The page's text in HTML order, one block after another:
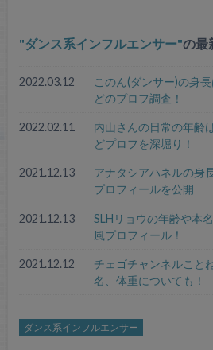
ダンス系インフルエンサー の最
2022.03.12
このん(ダンサー)の身
どのプロフ調査！
2022.02.11
内山さんの日常の年齢
どプロフを深堀り！
2021.12.13
アナタシアハネルの身
プロフィールを公開
2021.12.13
SLHリョウの年齢や本
風プロフィール！
2021.12.12
チェゴチャンネルこと
名、体重についても！
ダンス系インフルエンサー